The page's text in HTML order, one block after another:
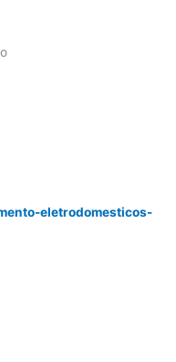
eletrodomesticos-